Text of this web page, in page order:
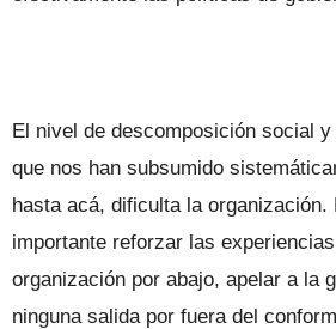
El nivel de descomposición social
que nos han subsumido
hasta acá, dificulta la organización.
importante reforzar las
organización por abajo, apelar a la
ninguna salida por fuera del